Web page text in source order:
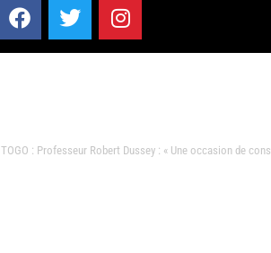
TOGO : Professeur Robert Dussey : « Une occasion de